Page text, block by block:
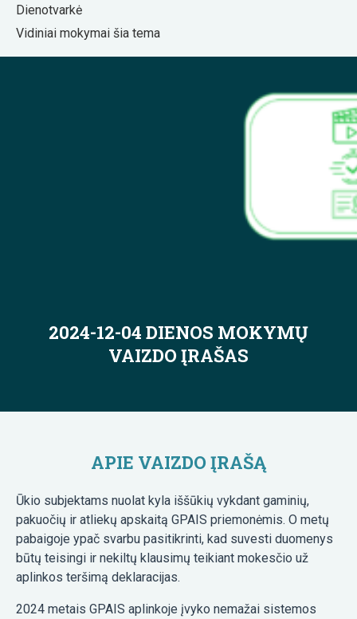
Dienotvarkė
Vidiniai mokymai šia tema
2024-12-04 DIENOS MOKYMŲ
VAIZDO ĮRAŠAS
APIE VAIZDO ĮRAŠĄ
Ūkio subjektams nuolat kyla iššūkių vykdant gaminių,
pakuočių ir atliekų apskaitą GPAIS priemonėmis. O metų
pabaigoje ypač svarbu pasitikrinti, kad suvesti duomenys
būtų teisingi ir nekiltų klausimų teikiant mokesčio už
aplinkos teršimą deklaracijas.
2024 metais GPAIS aplinkoje įvyko nemažai sistemos